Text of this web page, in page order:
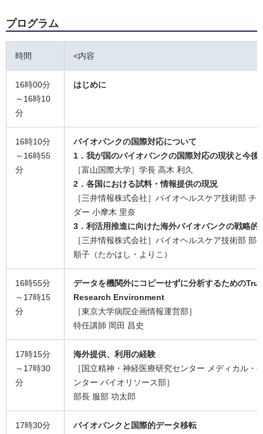
プログラム
時間 <内容
16時00分
～16時10
分
はじめに
16時10分
～16時55
分
バイオバンクの国際対応について
1．我が国のバイオバンクの国際対応の現状と今後
［富山国際大学］学長 高木 利久
2．各国における試料・情報提供の現況
［三井情報株式会社］バイオヘルスケア技術部 チ
ダー 小摩木 里奈
3．利活用推進に向けた海外バイオバンクの戦略的
［三井情報株式会社］バイオヘルスケア技術部 部
順子（たかはし・よりこ）
16時55分
～17時15
分
データを機関外にコピーせずに分析するための
Research Environment
［東京大学病院企画情報運営部］
特任講師 岡田 昌史
17時15分
～17時30
分
海外提供、利用の経験
［国立精神・神経医療研究センター メディカル・
ンター バイオリソース部］
部長 服部 功太郎
17時30分
バイオバンクと国際的データ移転